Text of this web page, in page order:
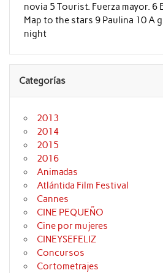
novia 5 Tourist. Fuerza mayor. 6
Map to the stars 9 Paulina 10 A
night
Categorías
2013
2014
2015
2016
Animadas
Atlántida Film Festival
Cannes
CINE PEQUEÑO
Cine por mujeres
CINEYSEFELIZ
Concursos
Cortometrajes